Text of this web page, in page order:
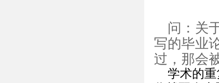
问：关
写的毕业
过，那会
学术的